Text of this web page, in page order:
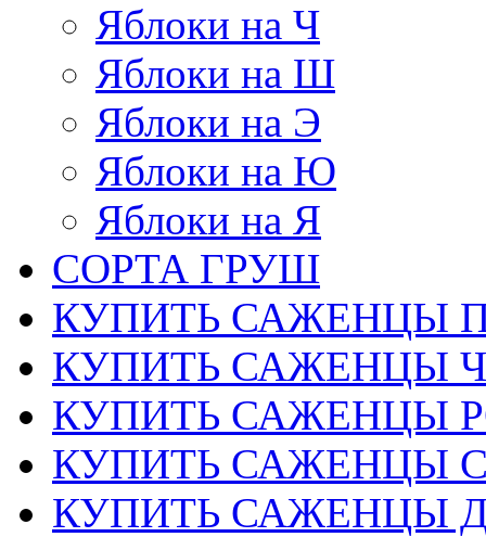
Яблоки на Ч
Яблоки на Ш
Яблоки на Э
Яблоки на Ю
Яблоки на Я
СОРТА ГРУШ
КУПИТЬ САЖЕНЦЫ
КУПИТЬ САЖЕНЦЫ
КУПИТЬ САЖЕНЦЫ
КУПИТЬ САЖЕНЦЫ
КУПИТЬ САЖЕНЦЫ